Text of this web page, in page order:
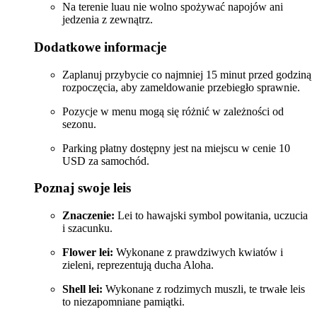
Na terenie luau nie wolno spożywać napojów ani
jedzenia z zewnątrz.
Dodatkowe informacje
Zaplanuj przybycie co najmniej 15 minut przed godziną
rozpoczęcia, aby zameldowanie przebiegło sprawnie.
Pozycje w menu mogą się różnić w zależności od
sezonu.
Parking płatny dostępny jest na miejscu w cenie 10
USD za samochód.
Poznaj swoje leis
Znaczenie: Lei to hawajski symbol powitania, uczucia
i szacunku.
Flower lei: Wykonane z prawdziwych kwiatów i
zieleni, reprezentują ducha Aloha.
Shell lei: Wykonane z rodzimych muszli, te trwałe leis
to niezapomniane pamiątki.